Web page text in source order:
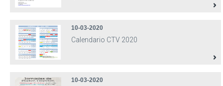
10-03-2020
Calendario CTV 2020
10-03-2020